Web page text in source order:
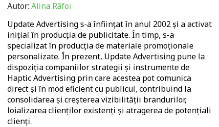
Autor: Alina Răfoi
Update Advertising s-a înființat în anul 2002 și a activat
inițial în producția de publicitate. În timp, s-a
specializat în producția de materiale promoționale
personalizate. În prezent, Update Advertising pune la
dispoziția companiilor strategii și instrumente de
Haptic Advertising prin care acestea pot comunica
direct și în mod eficient cu publicul, contribuind la
consolidarea și creșterea vizibilității brandurilor,
loializarea clienților existenți și atragerea de potențiali
clienți.